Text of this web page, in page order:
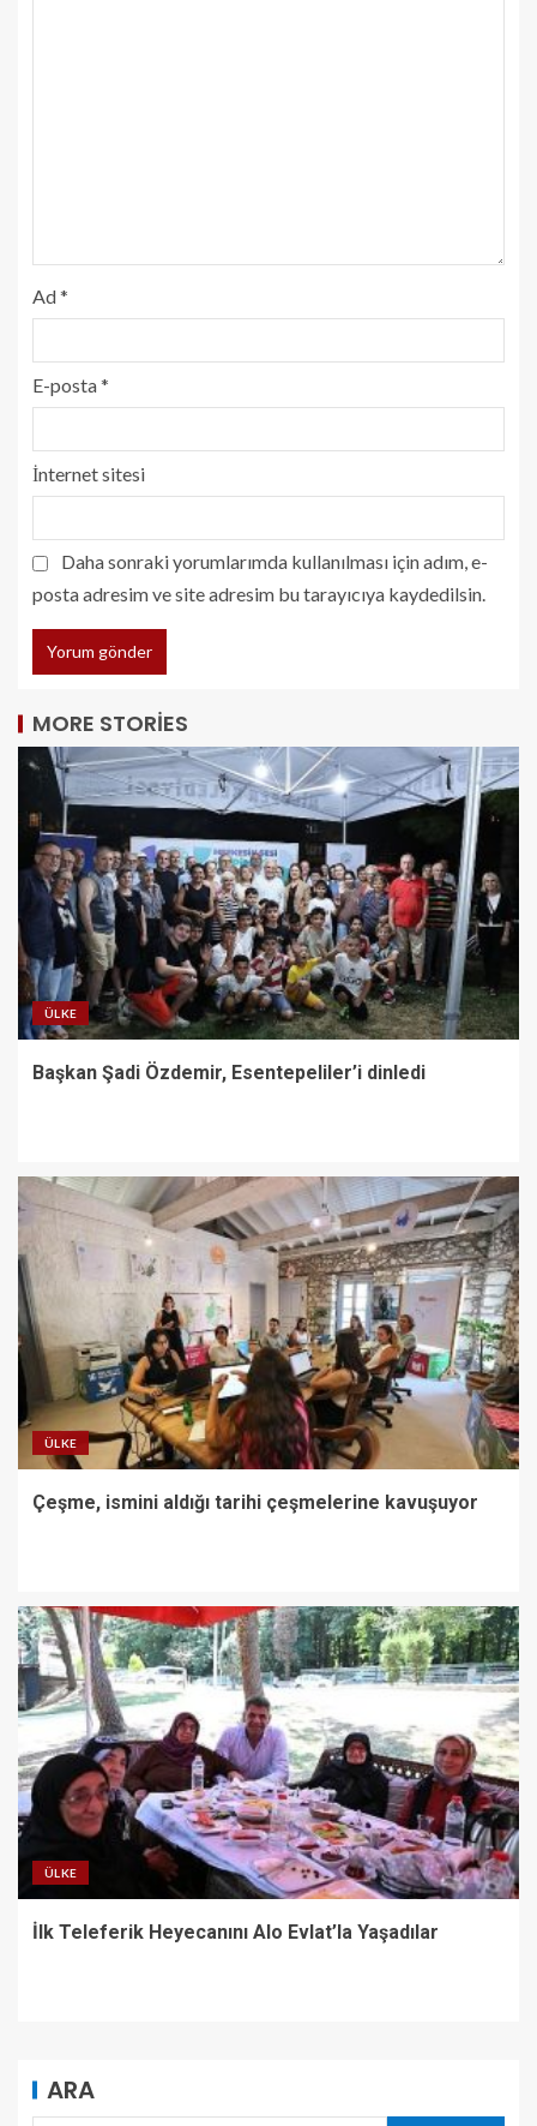
Ad*
E-posta*
İnternet sitesi
Daha sonraki yorumlarımda kullanılması için adım, e-
posta adresim ve site adresim bu tarayıcıya kaydedilsin.
MORE STORIES
ÜLKE
Başkan Şadi Özdemir, Esentepeliler’i dinledi
ÜLKE
Çeşme, ismini aldığı tarihi çeşmelerine kavuşuyor
ÜLKE
İlk Teleferik Heyecanını Alo Evlat’la Yaşadılar
ARA